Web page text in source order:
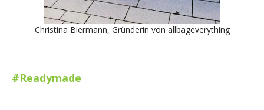
Christina Biermann, Gründerin von allbageverything
#Readymade